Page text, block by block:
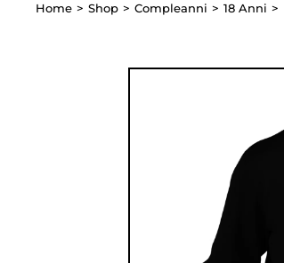
Home Shop Compleanni 18 Anni